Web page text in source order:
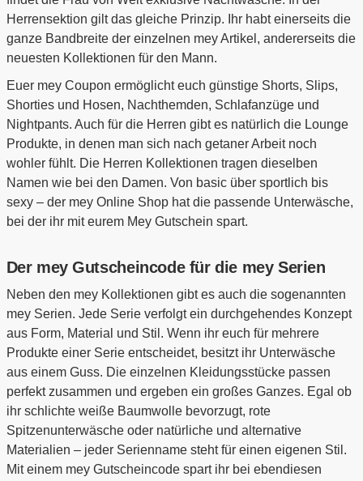
Herrensektion gilt das gleiche Prinzip. Ihr habt einerseits die
ganze Bandbreite der einzelnen mey Artikel, andererseits die
neuesten Kollektionen für den Mann.
Euer mey Coupon ermöglicht euch günstige Shorts, Slips,
Shorties und Hosen, Nachthemden, Schlafanzüge und
Nightpants. Auch für die Herren gibt es natürlich die Lounge
Produkte, in denen man sich nach getaner Arbeit noch
wohler fühlt. Die Herren Kollektionen tragen dieselben
Namen wie bei den Damen. Von basic über sportlich bis
sexy – der mey Online Shop hat die passende Unterwäsche,
bei der ihr mit eurem Mey Gutschein spart.
Der mey Gutscheincode für die mey Serien
Neben den mey Kollektionen gibt es auch die sogenannten
mey Serien. Jede Serie verfolgt ein durchgehendes Konzept
aus Form, Material und Stil. Wenn ihr euch für mehrere
Produkte einer Serie entscheidet, besitzt ihr Unterwäsche
aus einem Guss. Die einzelnen Kleidungsstücke passen
perfekt zusammen und ergeben ein großes Ganzes. Egal ob
ihr schlichte weiße Baumwolle bevorzugt, rote
Spitzenunterwäsche oder natürliche und alternative
Materialien – jeder Serienname steht für einen eigenen Stil.
Mit einem mey Gutscheincode spart ihr bei ebendiesen